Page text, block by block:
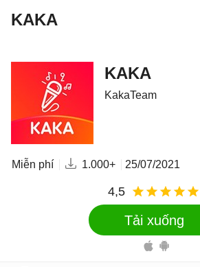
KAKA
KAKA
KakaTeam
Miễn phí 1.000+ 25/07/2021
4,5
Tải xuống